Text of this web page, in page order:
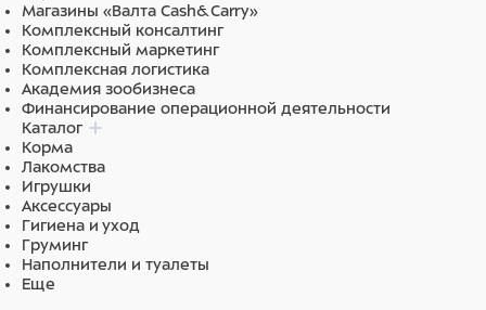
Магазины «Валта Cash&Carry»
Комплексный консалтинг
Комплексный маркетинг
Комплексная логистика
Академия зообизнеса
Финансирование операционной деятельности
Каталог
Корма
Лакомства
Игрушки
Аксессуары
Гигиена и уход
Груминг
Наполнители и туалеты
Еще